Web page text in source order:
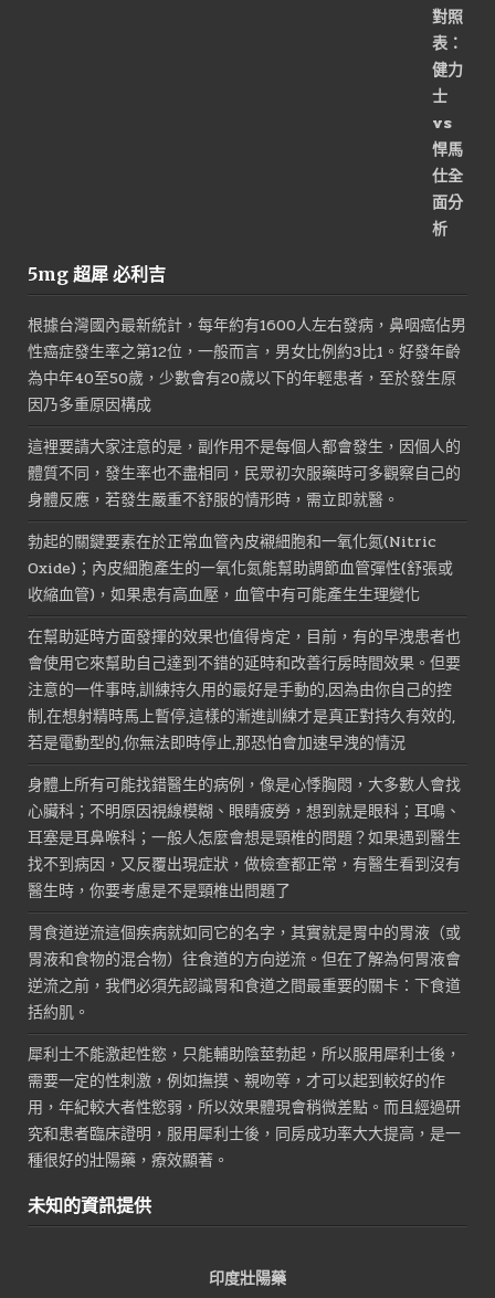
5mg 超犀 必利吉
根據台灣國內最新統計，每年約有1600人左右發病，鼻咽癌佔男
性癌症發生率之第12位，一般而言，男女比例約3比1。好發年齡
為中年40至50歲，少數會有20歲以下的年輕患者，至於發生原
因乃多重原因構成
這裡要請大家注意的是，副作用不是每個人都會發生，因個人的
體質不同，發生率也不盡相同，民眾初次服藥時可多觀察自己的
身體反應，若發生嚴重不舒服的情形時，需立即就醫。
勃起的關鍵要素在於正常血管內皮襯細胞和一氧化氮(Nitric
Oxide)；內皮細胞產生的一氧化氮能幫助調節血管彈性(舒張或
收縮血管)，如果患有高血壓，血管中有可能產生生理變化
在幫助延時方面發揮的效果也值得肯定，目前，有的早洩患者也
會使用它來幫助自己達到不錯的延時和改善行房時間效果。但要
注意的一件事時,訓練持久用的最好是手動的,因為由你自己的控
制,在想射精時馬上暫停,這樣的漸進訓練才是真正對持久有效的,
若是電動型的,你無法即時停止,那恐怕會加速早洩的情況
身體上所有可能找錯醫生的病例，像是心悸胸悶，大多數人會找
心臟科；不明原因視線模糊、眼睛疲勞，想到就是眼科；耳鳴、
耳塞是耳鼻喉科；一般人怎麼會想是頸椎的問題？如果遇到醫生
找不到病因，又反覆出現症狀，做檢查都正常，有醫生看到沒有
醫生時，你要考慮是不是頸椎出問題了
胃食道逆流這個疾病就如同它的名字，其實就是胃中的胃液（或
胃液和食物的混合物）往食道的方向逆流。但在了解為何胃液會
逆流之前，我們必須先認識胃和食道之間最重要的關卡：下食道
括約肌。
犀利士不能激起性慾，只能輔助陰莖勃起，所以服用犀利士後，
需要一定的性刺激，例如撫摸、親吻等，才可以起到較好的作
用，年紀較大者性慾弱，所以效果體現會稍微差點。而且經過研
究和患者臨床證明，服用犀利士後，同房成功率大大提高，是一
種很好的壯陽藥，療效顯著。
未知的資訊提供
印度壯陽藥